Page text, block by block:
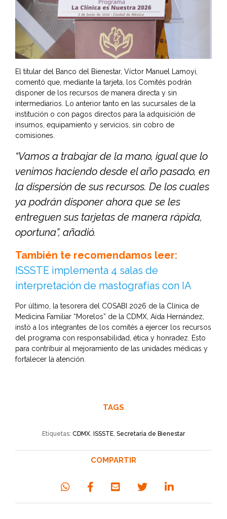
El titular del Banco del Bienestar, Víctor Manuel Lamoyi,
comentó que, mediante la tarjeta, los Comités podrán
disponer de los recursos de manera directa y sin
intermediarios. Lo anterior tanto en las sucursales de la
institución o con pagos directos para la adquisición de
insumos, equipamiento y servicios, sin cobro de
comisiones.
“Vamos a trabajar de la mano, igual que lo
venimos haciendo desde el año pasado, en
la dispersión de sus recursos. De los cuales
ya podrán disponer ahora que se les
entreguen sus tarjetas de manera rápida,
oportuna”, añadió.
También te recomendamos leer:
ISSSTE implementa 4 salas de
interpretación de mastografías con IA
Por último, la tesorera del COSABI 2026 de la Clínica de
Medicina Familiar “Morelos” de la CDMX, Aída Hernández,
instó a los integrantes de los comités a ejercer los recursos
del programa con responsabilidad, ética y honradez. Esto
para contribuir al mejoramiento de las unidades médicas y
fortalecer la atención.
TAGS
Etiquetas: CDMX, ISSSTE, Secretaría de Bienestar
COMPARTIR